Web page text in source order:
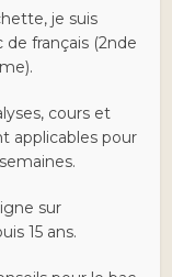
je suis
de français (2nde
cours et
applicables pour
sur
15 ans.